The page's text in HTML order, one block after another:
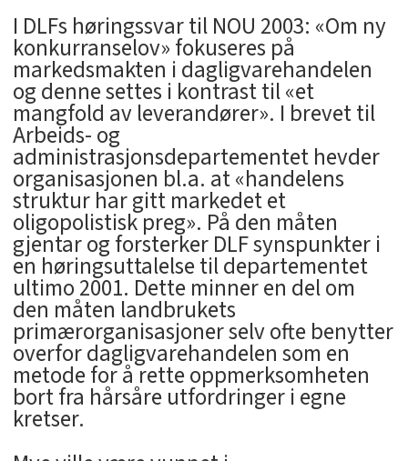
I DLFs høringssvar til NOU 2003: «Om ny
konkurranselov» fokuseres på
markedsmakten i dagligvarehandelen
og denne settes i kontrast til «et
mangfold av leverandører». I brevet til
Arbeids- og
administrasjonsdepartementet hevder
organisasjonen bl.a. at «handelens
struktur har gitt markedet et
oligopolistisk preg». På den måten
gjentar og forsterker DLF synspunkter i
en høringsuttalelse til departementet
ultimo 2001. Dette minner en del om
den måten landbrukets
primærorganisasjoner selv ofte benytter
overfor dagligvarehandelen som en
metode for å rette oppmerksomheten
bort fra hårsåre utfordringer i egne
kretser.